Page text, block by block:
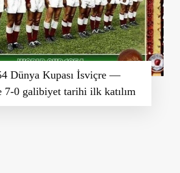
Dünya Kupası İsviçre —
7-0 galibiyet tarihi ilk katılım